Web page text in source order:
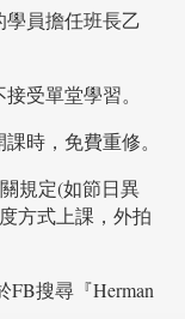
員擔任班長乙
受單堂學習。
時，免費重修。
規定(如節日異
方式上課，外拍
搜尋『Herman